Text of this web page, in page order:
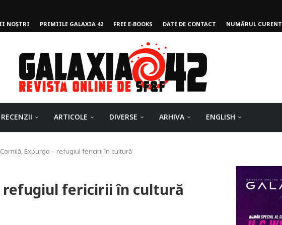
NOȘTRI PREMIILE GALAXIA 42 FREE E-BOOKS DATE DE CONTACT NUMĂRUL CURENT
RECENZII ARTICOLE DIVERSE ARHIVA ENGLISH
Expurgo – refugiul fericirii în cultură
refugiul fericirii în cultură